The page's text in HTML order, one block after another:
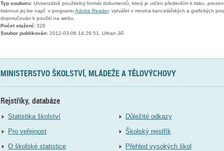
Typ souboru:Univerzálně použitelný formát dokumentů, který je určen především k tisku,
tisknout jej lze např. v programu Adobe Reader, vytvářet v mnoha kancelářských a grafických
doporučován k použití na webu.
Počet stažení:326
Soubor publikován:2012-03-06 14:26:51, Urban Jiří
MINISTERSTVO ŠKOLSTVÍ, MLÁDEŽE A TĚLOVÝCHOVY
Rejstříky, databáze
Statistika školství
Pro veřejnost
O školské statistice
Důležité odkazy
Školský rejstřík
Přehled vysokých škol